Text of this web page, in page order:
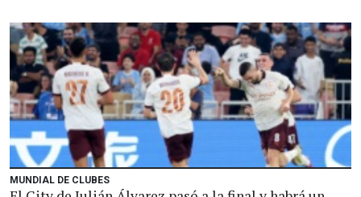
MUNDIAL DE CLUBES